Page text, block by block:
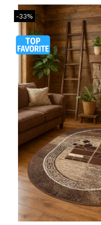
-33%